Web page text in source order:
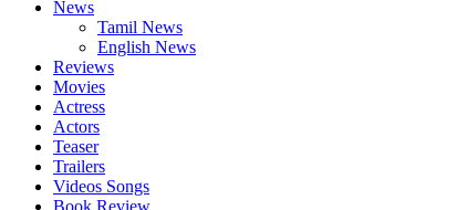
News
Tamil News
English News
Reviews
Movies
Actress
Actors
Teaser
Trailers
Videos Songs
Book Review